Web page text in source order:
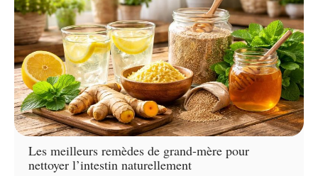
Les meilleurs remèdes de grand-mère pour
nettoyer l’intestin naturellement